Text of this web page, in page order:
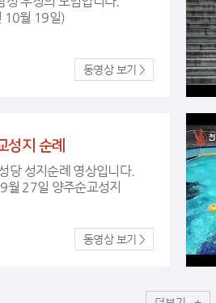
성지 순례
당 성지순례 영상입니다.